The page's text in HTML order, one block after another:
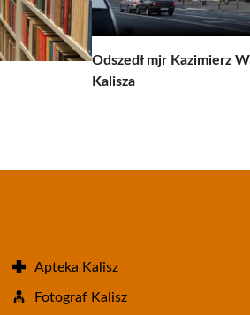
Odszedł mjr Kazimierz
Kalisza
Apteka Kalisz
Fotograf Kalisz